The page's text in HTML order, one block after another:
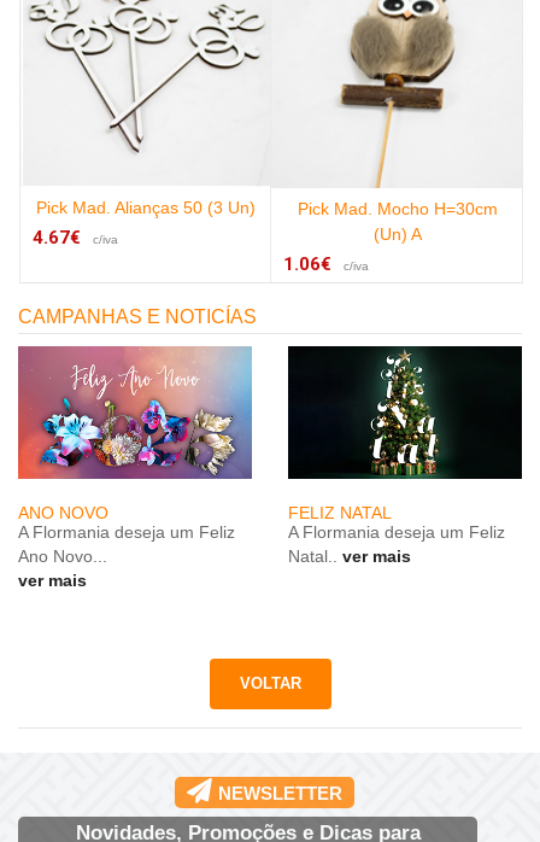
Pick Mad. Alianças 50 (3 Un)
4.67€ c/iva
Pick Mad. Mocho H=30cm
(Un) A
1.06€ c/iva
CAMPANHAS E NOTICÍAS
ANO NOVO
A Flormania deseja um Feliz
Ano Novo...
ver mais
FELIZ NATAL
A Flormania deseja um Feliz
Natal..
ver mais
NEWSLETTER
Novidades, Promoções e Dicas para